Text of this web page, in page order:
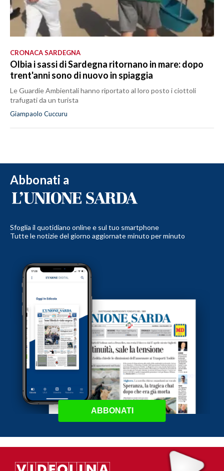
CRONACA SARDEGNA
Olbia i sassi di Sardegna ritornano in mare: dopo
trent'anni sono di nuovo in spiaggia
Le Guardie Ambientali hanno riportato al loro posto i ciottoli
trafugati da un turista
Giampaolo Cuccuru
Abbonati a
Sfoglia il quotidiano online e sul tuo smartphone
Tutte le notizie del giorno aggiornate minuto per minuto
ABBONATI